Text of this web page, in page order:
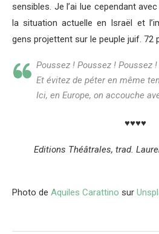
sensibles. Je l’ai lue cependant
la situation actuelle en Israël et
gens projettent sur le peuple juif. 72
Poussez ! Poussez ! Poussez !
Et évitez de péter en même
Ici, en Europe, on accouche
♥♥♥♥
Editions Théâtrales, trad.
Photo de Aquiles Carattino sur